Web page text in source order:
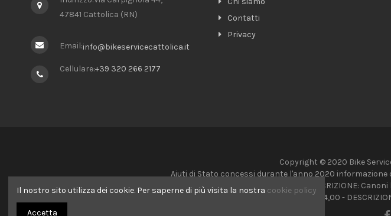
47841 Cattolica (RN)
Email:info@bikeservicecattolica.it
Cellulare:+39 320 266 2177
Contatti
Privacy
Copyright © 2020 Bike
Aiuti di Stato concessi durante l'anno 2020 informazione
CODICE: 60 - IMPORTI: € 4,064,72 - DESCRIZIONE:
CODICE: 20 - IMPORTI: € 8,624,00 -
Il nostro sito utilizza dei cookie. Per saperne di più visita la nostra cookie policy
Accetta